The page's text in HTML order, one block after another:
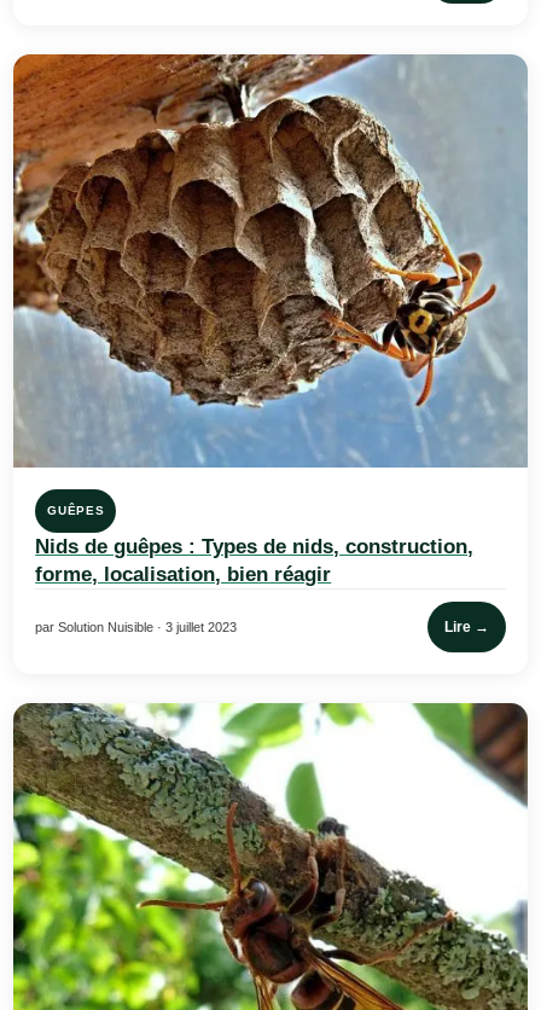
GUÊPES
Nids de guêpes : Types de nids, construction,
forme, localisation, bien réagir
par Solution Nuisible · 3 juillet 2023 Lire →